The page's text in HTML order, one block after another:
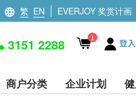
繁 EN EVERJOY 奖赏计画
3151 2288 1 登
商户分类 企业计划